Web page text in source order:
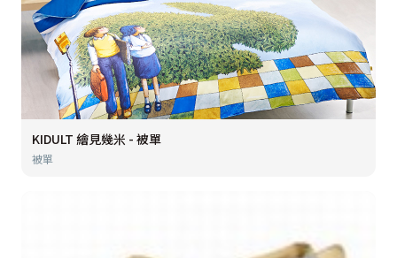
KIDULT 繪見幾米 - 被單
被單